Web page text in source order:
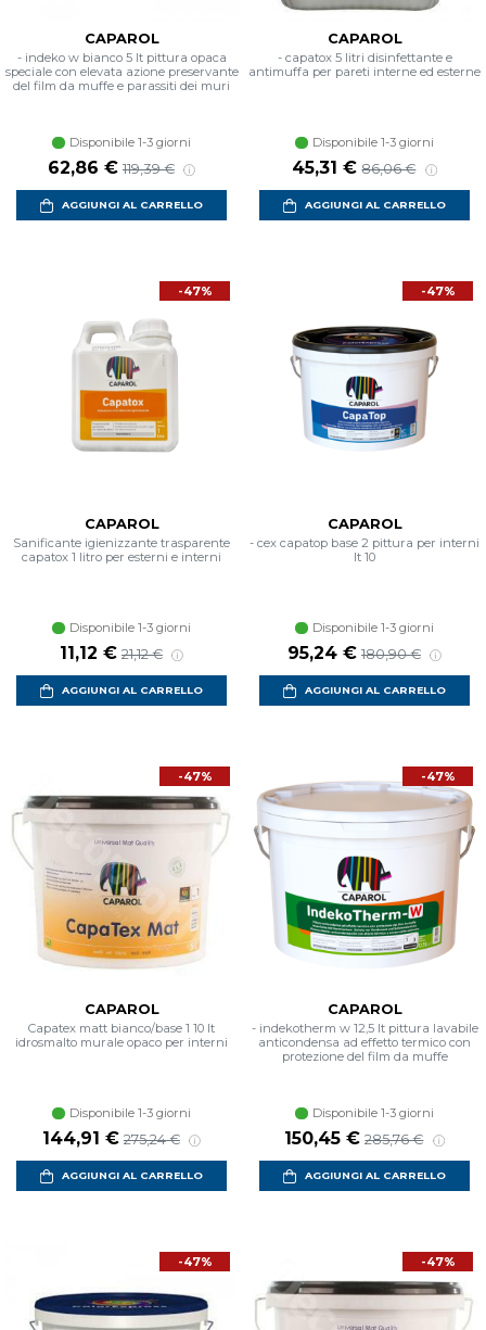
CAPAROL
- indeko w bianco 5 lt pittura opaca
speciale con elevata azione preservante
del film da muffe e parassiti dei muri
Disponibile 1-3 giorni
Prezzo scontato
62,86 € Prezzo di listino
119,39 €
AGGIUNGI AL CARRELLO
CAPAROL
- capatox 5 litri disinfettante e
antimuffa per pareti interne ed esterne
Disponibile 1-3 giorni
Prezzo scontato
45,31 € Prezzo di listino
86,06 €
AGGIUNGI AL CARRELLO
-47%
CAPAROL
Sanificante igienizzante trasparente
capatox 1 litro per esterni e interni
Disponibile 1-3 giorni
Prezzo scontato
11,12 € Prezzo di listino
21,12 €
AGGIUNGI AL CARRELLO
-47%
CAPAROL
- cex capatop base 2 pittura per interni
lt 10
Disponibile 1-3 giorni
Prezzo scontato
95,24 € Prezzo di listino
180,90 €
AGGIUNGI AL CARRELLO
-47%
CAPAROL
Capatex matt bianco/base 1 10 lt
idrosmalto murale opaco per interni
Disponibile 1-3 giorni
Prezzo scontato
144,91 € Prezzo di listino
275,24 €
AGGIUNGI AL CARRELLO
-47%
CAPAROL
- indekotherm w 12,5 lt pittura lavabile
anticondensa ad effetto termico con
protezione del film da muffe
Disponibile 1-3 giorni
Prezzo scontato
150,45 € Prezzo di listino
285,76 €
AGGIUNGI AL CARRELLO
-47% -47%